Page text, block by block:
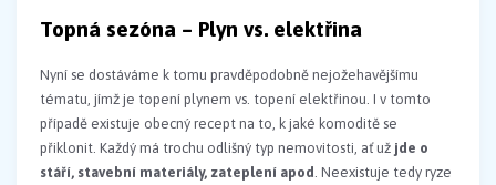
Topná sezóna – Plyn vs. elektřina
Nyní se dostáváme k tomu pravděpodobně nejožehavějšímu
tématu, jímž je topení plynem vs. topení elektřinou. I v tomto
případě existuje obecný recept na to, k jaké komoditě se
přiklonit. Každý má trochu odlišný typ nemovitosti, ať už jde o
stáří, stavební materiály, zateplení apod . Neexistuje tedy ryze